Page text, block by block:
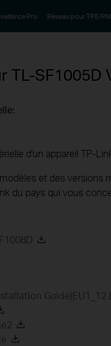
Pro Réseau pour TPE/
TL-SF1005D
d'un appareil TP-
et des versions
du pays qui vous
Guide(EU1_12